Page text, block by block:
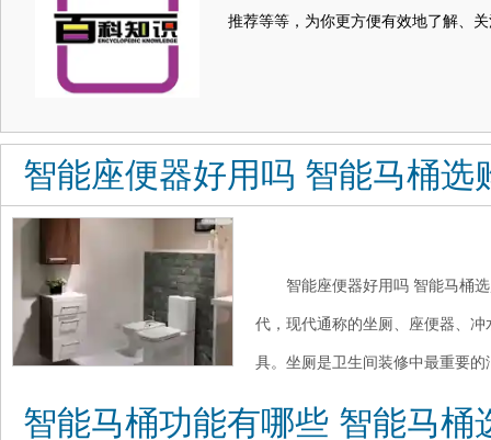
推荐等等，为你更方便有效地了解、
智能座便器好用吗 智能马桶选
智能座便器好用吗 智能马桶
代，现代通称的坐厕、座便器、
具。坐厕是卫生间装修中最重要的
智能马桶功能有哪些 智能马桶